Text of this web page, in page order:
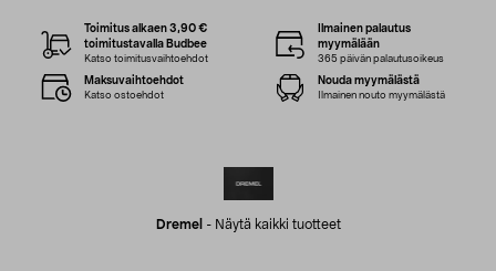
Dremel - Näytä kaikki tuotteet
Toimitus alkaen 3,90 €
toimitustavalla Budbee
Katso toimitusvaihtoehdot
Ilmainen palautus
myymälään
365 päivän palautusoikeus
Maksuvaihtoehdot
Katso ostoehdot
Nouda myymälästä
Ilmainen nouto myymälästä